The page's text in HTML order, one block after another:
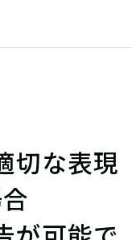
切な表現